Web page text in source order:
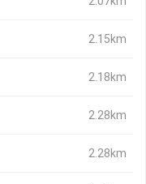
2.15km
2.18km
2.28km
2.28km